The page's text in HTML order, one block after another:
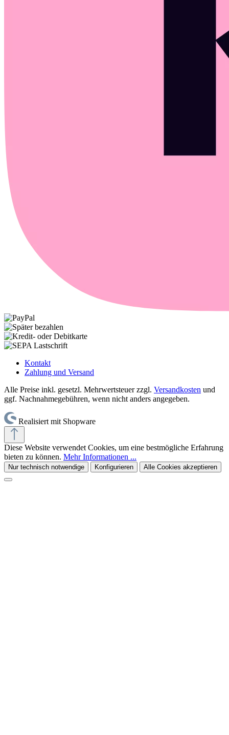
Kontakt
Zahlung und Versand
Alle Preise inkl. gesetzl. Mehrwertsteuer zzgl. Versandkosten und
ggf. Nachnahmegebühren, wenn nicht anders angegeben.
Realisiert mit Shopware
Diese Website verwendet Cookies, um eine bestmögliche Erfahrung
bieten zu können. Mehr Informationen ...
Nur technisch notwendige Konfigurieren Alle Cookies akzeptieren